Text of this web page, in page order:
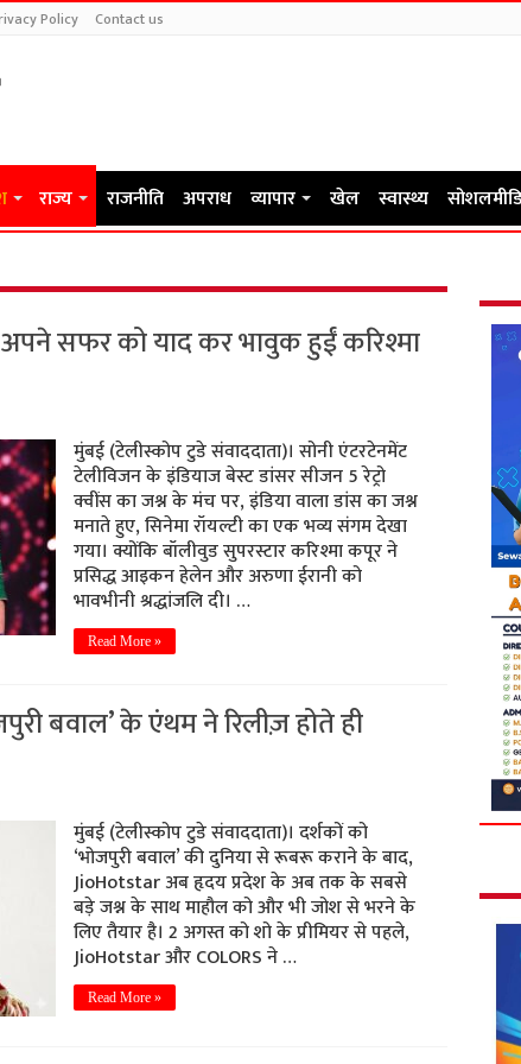
Policy Contact us
राज्य राजनीति अपराध व्यापार खेल स्वास्थ्य
सफर को याद कर भावुक हुईं करिश्मा
मुंबई (टेलीस्कोप टुडे संवाददाता)। सोनी एंटरटेनमेंट
टेलीविजन के इंडियाज बेस्ट डांसर सीजन 5 रेट्रो
क्वींस का जश्न के मंच पर, इंडिया वाला डांस का जश्न
मनाते हुए, सिनेमा रॉयल्टी का एक भव्य संगम देखा
गया। क्योंकि बॉलीवुड सुपरस्टार करिश्मा कपूर ने
प्रसिद्ध आइकन हेलेन और अरुणा ईरानी को
भावभीनी श्रद्धांजलि दी। …
Read More »
बवाल’ के एंथम ने रिलीज़ होते ही
मुंबई (टेलीस्कोप टुडे संवाददाता)। दर्शकों को
‘भोजपुरी बवाल’ की दुनिया से रूबरू कराने के बाद,
JioHotstar अब हृदय प्रदेश के अब तक के सबसे
बड़े जश्न के साथ माहौल को और भी जोश से भरने के
लिए तैयार है। 2 अगस्त को शो के प्रीमियर से पहले,
JioHotstar और COLORS ने …
Read More »